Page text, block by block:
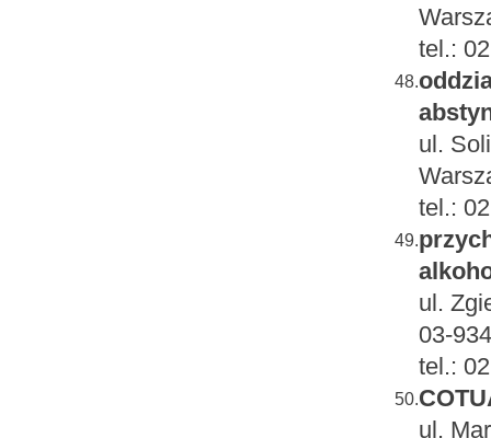
tel.:
48.
ul.
tel.:
49.
ul.
03-
tel.:
50.
ul.